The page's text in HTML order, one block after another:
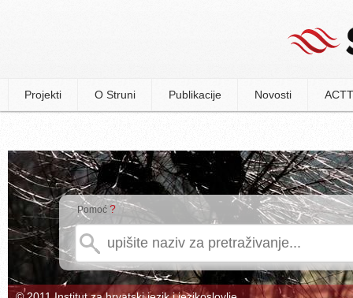
Projekti O Struni Publikacije Novosti
Pomoć ?